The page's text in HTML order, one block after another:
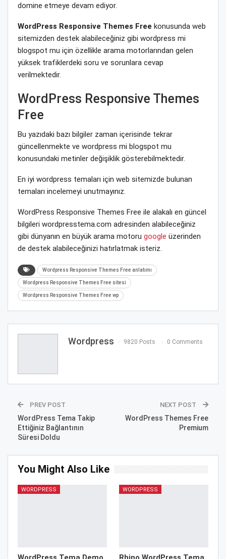
domine etmeye devam ediyor.
WordPress Responsive Themes Free konusunda web
sitemizden destek alabileceğiniz gibi wordpress mi
blogspot mu için özellikle arama motorlarından gelen
yüksek trafiklerdeki soru ve sorunlara cevap
verilmektedir.
WordPress Responsive Themes
Free
Bu yazıdaki bazı bilgiler zaman içerisinde tekrar
güncellenmekte ve wordpress mi blogspot mu
konusundaki metinler değişiklik gösterebilmektedir.
En iyi wordpress temaları için web sitemizde bulunan
temaları incelemeyi unutmayınız.
WordPress Responsive Themes Free ile alakalı en güncel
bilgileri wordpresstema.com adresinden alabileceğiniz
gibi dünyanın en büyük arama motoru google üzerinden
de destek alabileceğinizi hatırlatmak isteriz.
Wordpress Responsive Themes Free anlatımı
Wordpress Responsive Themes Free sitesi
Wordpress Responsive Themes Free wp
Wordpress 9820 Posts 0 Comments
PREV POST
WordPress Tema Takip
Ettiğiniz Bağlantının
Süresi Doldu
NEXT POST
WordPress Themes Free
Premium
You Might Also Like
WORDPRESS WORDPRESS